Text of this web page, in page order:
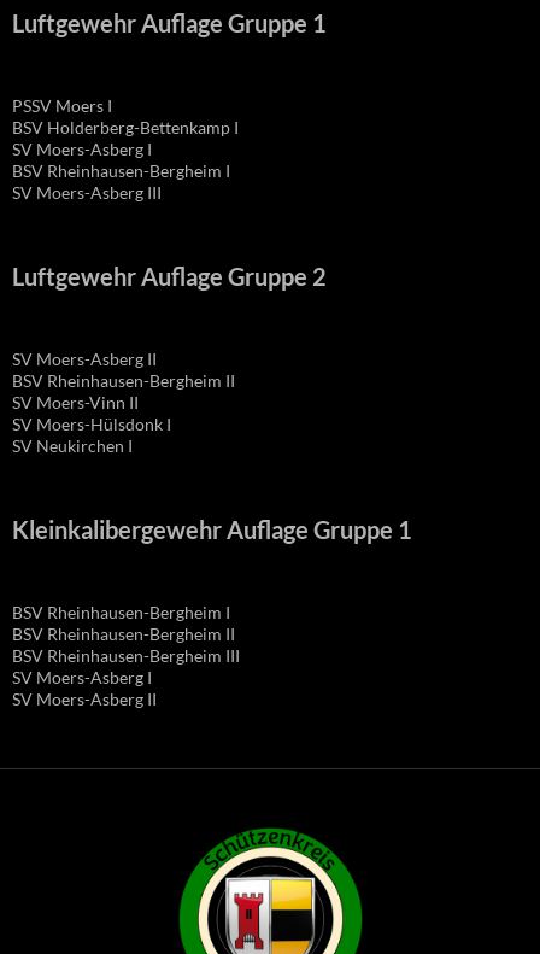
Luftgewehr Auflage Gruppe 1
PSSV Moers I
BSV Holderberg-Bettenkamp I
SV Moers-Asberg I
BSV Rheinhausen-Bergheim I
SV Moers-Asberg III
Luftgewehr Auflage Gruppe 2
SV Moers-Asberg II
BSV Rheinhausen-Bergheim II
SV Moers-Vinn II
SV Moers-Hülsdonk I
SV Neukirchen I
Kleinkalibergewehr Auflage Gruppe 1
BSV Rheinhausen-Bergheim I
BSV Rheinhausen-Bergheim II
BSV Rheinhausen-Bergheim III
SV Moers-Asberg I
SV Moers-Asberg II